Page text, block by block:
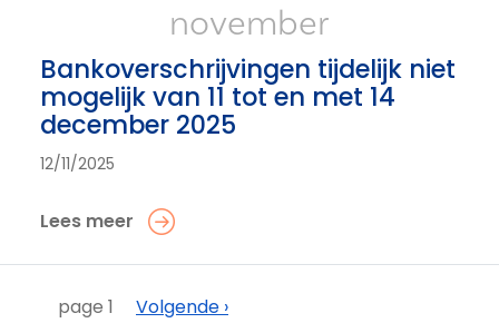
november
Bankoverschrijvingen tijdelijk niet
mogelijk van 11 tot en met 14
december 2025
12/11/2025
Lees meer
Paginering
page 1 Volgende
Volgende ›